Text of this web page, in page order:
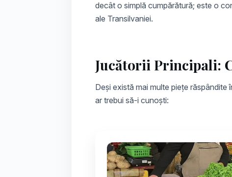
decât o simplă cumpărătură; este o
ale Transilvaniei.
Jucătorii Principali:
Deși există mai multe piețe
ar trebui să-i cunoști: